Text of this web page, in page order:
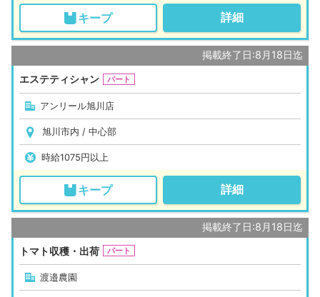
キープ 詳細
掲載終了日:8月18日迄
エステティシャン
パート
アンリール旭川店
旭川市内 / 中心部
時給1075円以上
キープ 詳細
掲載終了日:8月18日迄
トマト収穫・出荷
パート
渡邉農園